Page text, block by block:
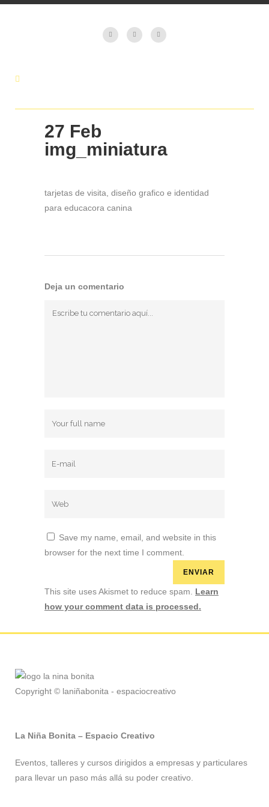
27 Feb
img_miniatura
tarjetas de visita, diseño grafico e identidad
para educacora canina
Deja un comentario
Save my name, email, and website in this
browser for the next time I comment.
This site uses Akismet to reduce spam. Learn
how your comment data is processed.
Copyright © laniñabonita - espaciocreativo
La Niña Bonita – Espacio Creativo
Eventos, talleres y cursos dirigidos a empresas y particulares
para llevar un paso más allá su poder creativo.